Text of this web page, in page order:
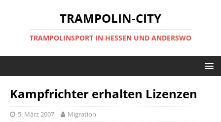
TRAMPOLIN-CITY
TRAMPOLINSPORT IN HESSEN UND ANDERSWO
Kampfrichter erhalten Lizenzen
5. März 2007 Migration